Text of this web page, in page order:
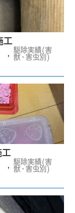
工
,
駆除実績(害
獣・害虫別)
,
駆除実績(害
獣・害虫別)